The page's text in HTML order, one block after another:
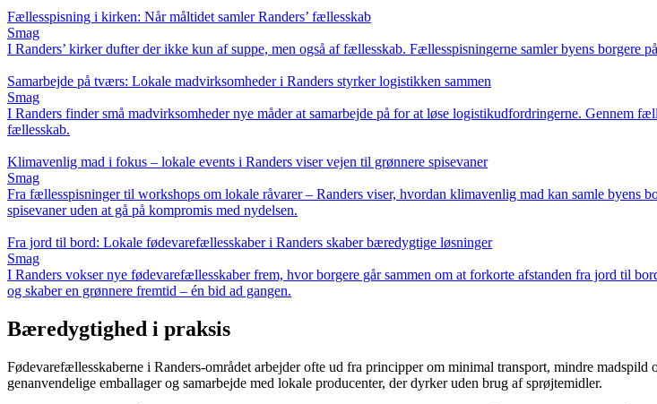
Fællesspisning i kirken: Når måltidet samler Randers’ fællesskab
Smag
I Randers’ kirker dufter der ikke kun af suppe, men også af fællesskab. Fællesspisningerne samler byens
Samarbejde på tværs: Lokale madvirksomheder i Randers styrker logistikken sammen
Smag
I Randers finder små madvirksomheder nye måder at samarbejde på for at løse logistikudfordringerne.
fællesskab.
Klimavenlig mad i fokus – lokale events i Randers viser vejen til grønnere spisevaner
Smag
Fra fællesspisninger til workshops om lokale råvarer – Randers viser, hvordan klimavenlig mad kan samle
spisevaner uden at gå på kompromis med nydelsen.
Fra jord til bord: Lokale fødevarefællesskaber i Randers skaber bæredygtige løsninger
Smag
I Randers vokser nye fødevarefællesskaber frem, hvor borgere går sammen om at forkorte afstanden fra jord til
og skaber en grønnere fremtid – én bid ad gangen.
Bæredygtighed i praksis
Fødevarefællesskaberne i Randers-området arbejder ofte ud fra principper om minimal transport, mindre
genanvendelige emballager og samarbejde med lokale producenter, der dyrker uden brug af sprøjtemidler.